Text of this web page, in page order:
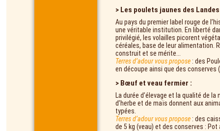
> Les poulets jaunes des
Au pays du premier label rouge de
une véritable institution. En liberté
privilégié, les volailles picorent
céréales, base de leur alimentation.
construit et se mérite...
Terres d’adour vous propose : des
en découpe ainsi que des conserves
> Bœuf et veau fermier :
La durée d’élevage et la qualité de
d’herbe et de maïs donnent aux
typées.
Terres d’adour vous propose : des
de 5 kg (veau) et des conserves : Pot